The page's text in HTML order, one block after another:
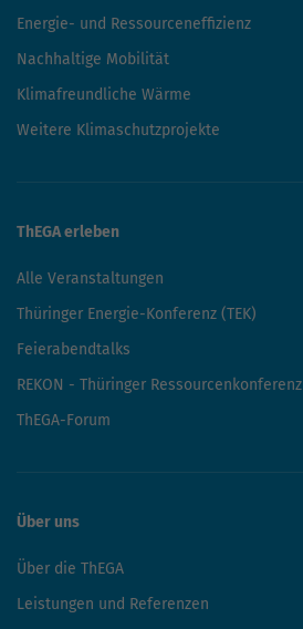
Energie- und Ressourceneffizienz
Nachhaltige Mobilität
Klimafreundliche Wärme
Weitere Klimaschutzprojekte
ThEGA erleben
Alle Veranstaltungen
Thüringer Energie-Konferenz (TEK)
Feierabendtalks
REKON - Thüringer Ressourcenkonferenz
ThEGA-Forum
Über uns
Über die ThEGA
Leistungen und Referenzen